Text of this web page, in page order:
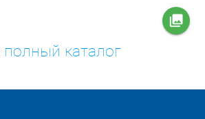
collections
полный каталог